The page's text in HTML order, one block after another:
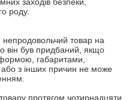
заходів безпеки,
роду.
він був придбаний, якщо
габаритами,
з інших причин не може
протягом чотирнадцяти